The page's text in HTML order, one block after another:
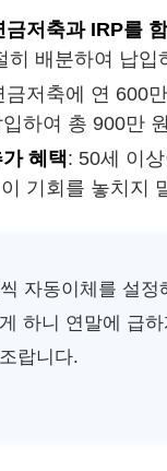
금저축과 IRP를
히 배분하여 납입
금저축에 연 600
하여 총 900만
혜택: 50세 이
기회를 놓치지
자동이체를 설
하니 연말에 급
랍니다.